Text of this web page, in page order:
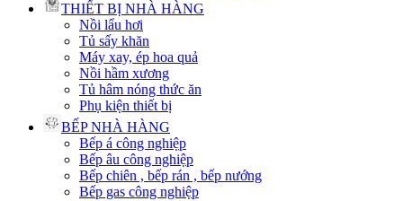
THIẾT BỊ NHÀ HÀNG
Nồi lẩu hơi
Tủ sấy khăn
Máy xay, ép hoa quả
Nồi hầm xương
Tủ hâm nóng thức ăn
Phụ kiện thiết bị
BẾP NHÀ HÀNG
Bếp á công nghiệp
Bếp âu công nghiệp
Bếp chiên , bếp rán , bếp nướng
Bếp gas công nghiệp